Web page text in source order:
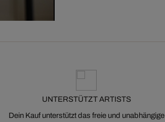
UNTERSTÜTZT ARTISTS
Dein Kauf unterstützt das freie und unabhängige